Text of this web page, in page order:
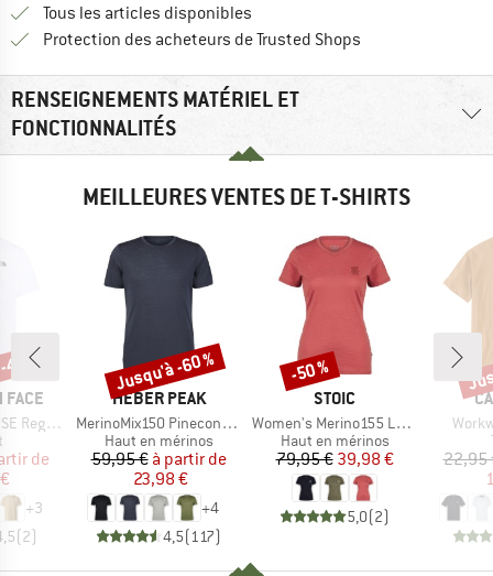
Tous les articles disponibles
Protection des acheteurs de Trusted Shops
RENSEIGNEMENTS MATÉRIEL ET
FONCTIONNALITÉS
MEILLEURES VENTES DE T-SHIRTS
FACE
Sleeve
group
réduit
de
+3
(2)
%
MARQUE
HEBER PEAK
Article
MerinoMix150 PineconeHe. II T-Shirt
Product group
Haut en mérinos
Prix
59,95 € Prix réduit
à partir de
23,98 €
+4
4,5(117)
Remise
Jusqu'à -60 %
MARQUE
STOIC
Article
Women's Merino155 LaholmSt. T-Shirt Daisy Flower
Product group
Haut en mérinos
Prix
79,95 €Prix réduit
39,98 €
5,0(2)
Remise
-50 %
Article
22,95